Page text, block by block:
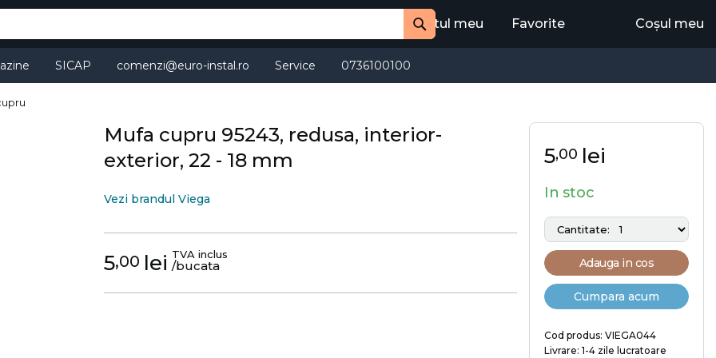
Cauta
Contul meu Favorite Coșul meu
SICAP comenzi@euro-instal.ro Service 0736100100
Mufa cupru 95243, redusa, interior-
exterior, 22 - 18 mm
Vezi brandul Viega
5,00 lei TVA inclus
/bucata
5,00 lei
In stoc
Adauga in cos
Cumpara acum
Cod produs: VIEGA044
Livrare: 1-4 zile lucratoare